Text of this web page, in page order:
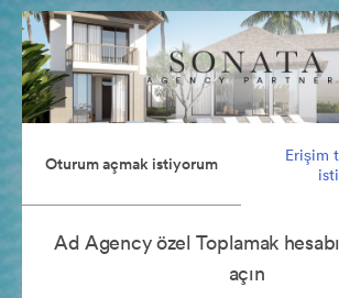
Oturum açmak istiyorum
Erişim
Ad Agency özel Toplamak
açın